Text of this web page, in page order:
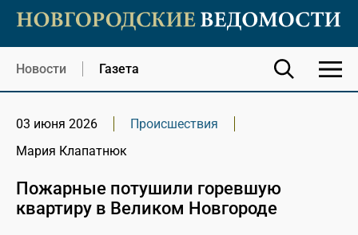
Новости Газета
03 июня 2026
Происшествия
Мария Клапатнюк
Пожарные потушили горевшую
квартиру в Великом Новгороде